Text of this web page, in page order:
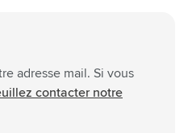
adresse mail. Si vous
contacter notre